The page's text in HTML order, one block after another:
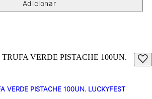
VERDE PISTACHE 100UN. LUCKYFEST